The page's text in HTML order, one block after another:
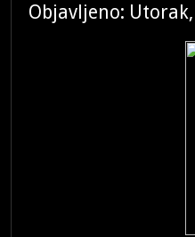
Objavljeno: